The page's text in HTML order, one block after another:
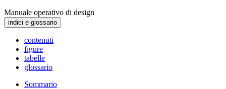
Manuale operativo di design
indici e glossario
contenuti
figure
tabelle
glossario
Sommario